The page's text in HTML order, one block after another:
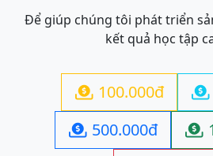
Để giúp chúng tôi phát triển
kết quả học tập
 100.000đ 
 500.000đ 